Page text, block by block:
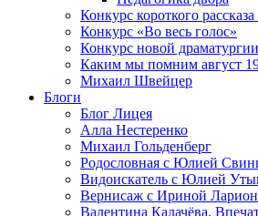
Конкурс короткого
Конкурс «Во весь голос»
Конкурс новой
Каким мы помним август
Михаил Швейцер
Блоги
Блог Лицея
Алла Нестеренко
Михаил Гольденберг
Родословная с Юлией
Видоискатель с Юлией
Вернисаж с Ириной
Валентина Калачёва.